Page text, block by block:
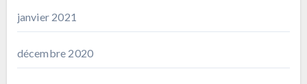
janvier 2021
décembre 2020